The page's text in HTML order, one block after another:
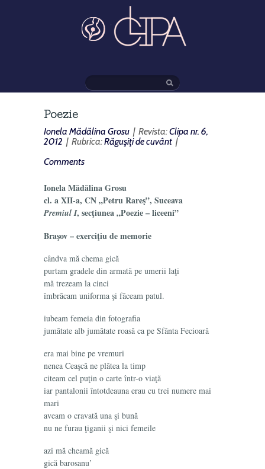
Poezie
Ionela Mădălina Grosu | Revista:Clipa nr. 6,
2012 | Rubrica:Răguşiţi de cuvânt |
Comments
Ionela Mădălina Grosu
cl. a XII-a, CN „Petru Rareş”, Suceava
Premiul I, secţiunea „Poezie – liceeni”
Braşov – exerciţiu de memorie
cândva mă chema gică
purtam gradele din armată pe umerii laţi
mă trezeam la cinci
îmbrăcam uniforma şi făceam patul.
iubeam femeia din fotografia
jumătate alb jumătate roasă ca pe Sfânta Fecioară
era mai bine pe vremuri
nenea Ceaşcă ne plătea la timp
citeam cel puţin o carte într-o viaţă
iar pantalonii întotdeauna erau cu trei numere mai
mari
aveam o cravată una şi bună
nu ne furau ţiganii şi nici femeile
azi mă cheamă gică
gică barosanu’